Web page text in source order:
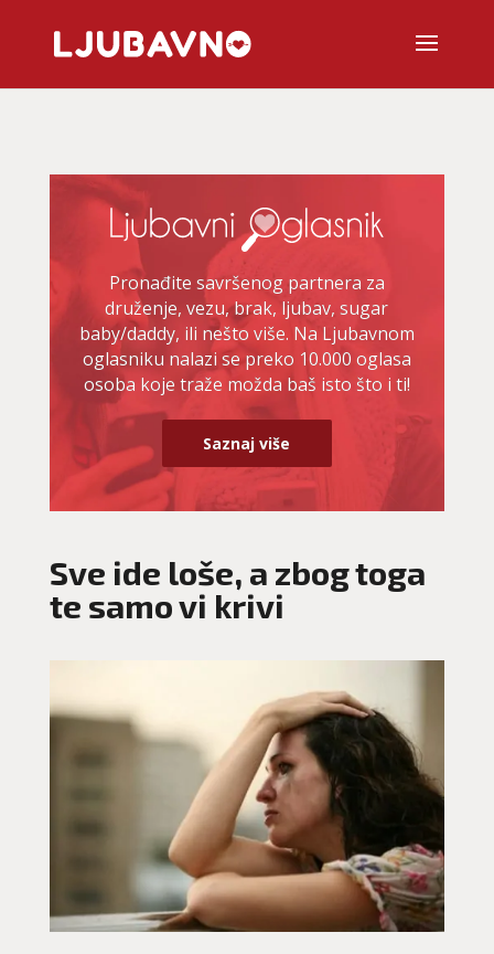
Pronađite savršenog partnera za
druženje, vezu, brak, ljubav, sugar
baby/daddy, ili nešto više. Na Ljubavnom
oglasniku nalazi se preko 10.000 oglasa
osoba koje traže možda baš isto što i ti!
Saznaj više
Sve ide loše, a zbog toga
te samo vi krivi